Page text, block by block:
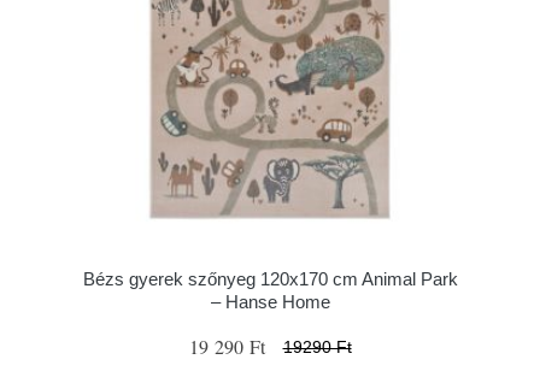
Bézs gyerek szőnyeg 120x170 cm Animal Park
– Hanse Home
19 290 Ft 19290 Ft